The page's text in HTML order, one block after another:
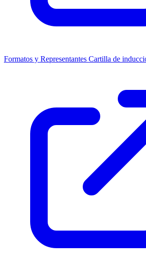
Formatos y Representantes Cartilla de